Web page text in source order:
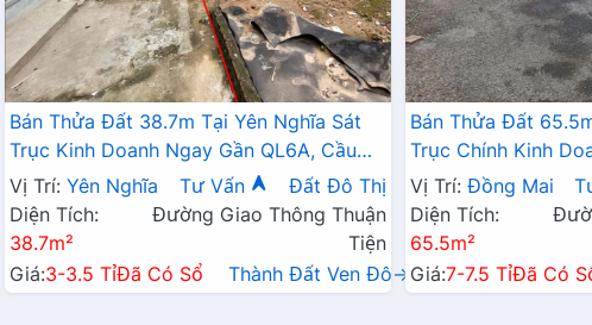
Bán Thửa Đất 38.7m Tại Yên Nghĩa Sát
Trục Kinh Doanh Ngay Gần QL6A, Cầu
Mai Lĩnh Đang Mở Rộng
Vị Trí: Yên Nghĩa Tư Vấn
Đất Đô Thị
Diện Tích:
38.7m²
Đường Giao Thông Thuận
Tiện
Giá:3-3.5 TỉĐã Có Sổ Thành Đất Ven Đô→
Bán Thửa Đất
Trục Chính Kinh
Sinh Thái Đồng Mai
Vị Trí: Đồng Mai
Diện Tích:
65.5m²
Giá:7-7.5 TỉĐã Có